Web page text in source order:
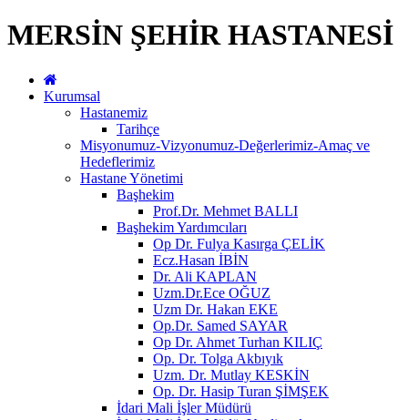
MERSİN ŞEHİR HASTANESİ
Kurumsal
Hastanemiz
Tarihçe
Misyonumuz-Vizyonumuz-Değerlerimiz-Amaç ve
Hedeflerimiz
Hastane Yönetimi
Başhekim
Prof.Dr. Mehmet BALLI
Başhekim Yardımcıları
Op Dr. Fulya Kasırga ÇELİK
Ecz.Hasan İBİN
Dr. Ali KAPLAN
Uzm.Dr.Ece OĞUZ
Uzm Dr. Hakan EKE
Op.Dr. Samed SAYAR
Op Dr. Ahmet Turhan KILIÇ
Op. Dr. Tolga Akbıyık
Uzm. Dr. Mutlay KESKİN
Op. Dr. Hasip Turan ŞİMŞEK
İdari Mali İşler Müdürü